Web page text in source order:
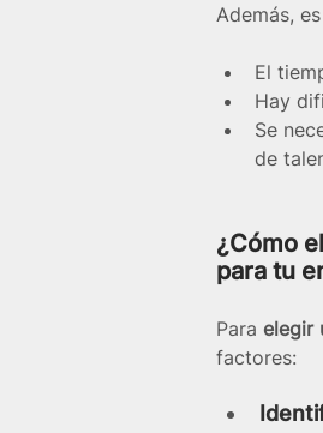
Además,
El
Hay
Se
de
¿Cómo
para tu
Para elegir
factores: